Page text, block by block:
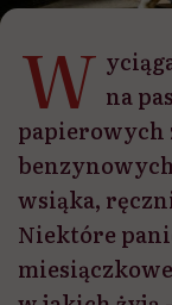
W na
papierowych
wsiąka,
Niektóre